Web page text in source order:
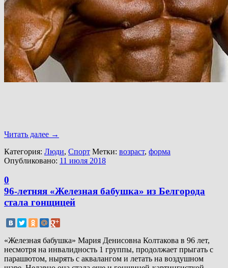
Читать далее →
Категория: Люди, Спорт Метки: возраст, форма
Опубликовано: 11 июля 2018
0
96-летняя «Железная бабушка» из Белгорода
стала гонщицей
«Железная бабушка» Мария Денисовна Колтакова в 96 лет,
несмотря на инвалидность 1 группы, продолжает прыгать с
парашютом, нырять с аквалангом и летать на воздушном